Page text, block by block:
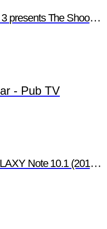
Shoot - Behind the scenes
- Pub TV
Note 10.1 (2014 Edition)